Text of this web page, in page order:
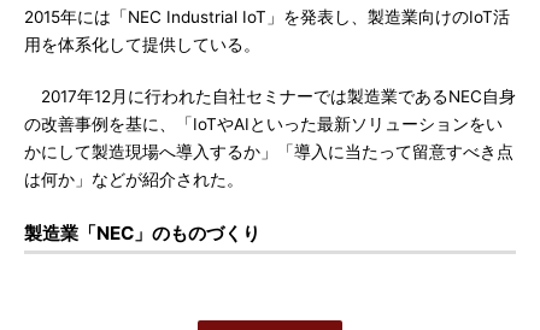
2015年には「NEC Industrial IoT」を発表し、製造業向けのIoT活
用を体系化して提供している。
2017年12月に行われた自社セミナーでは製造業であるNEC自身
の改善事例を基に、「IoTやAIといった最新ソリューションをい
かにして製造現場へ導入するか」「導入に当たって留意すべき点
は何か」などが紹介された。
製造業「NEC」のものづくり